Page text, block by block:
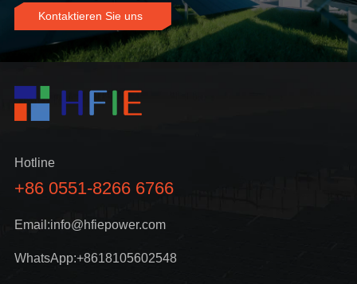
Kontaktieren Sie uns
Hotline
+86 0551-8266 6766
Email:info@hfiepower.com
WhatsApp:+8618105602548